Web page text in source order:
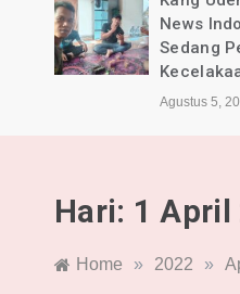
dan
Agustus 4,
Hari: 1 April
Home » 2022 »